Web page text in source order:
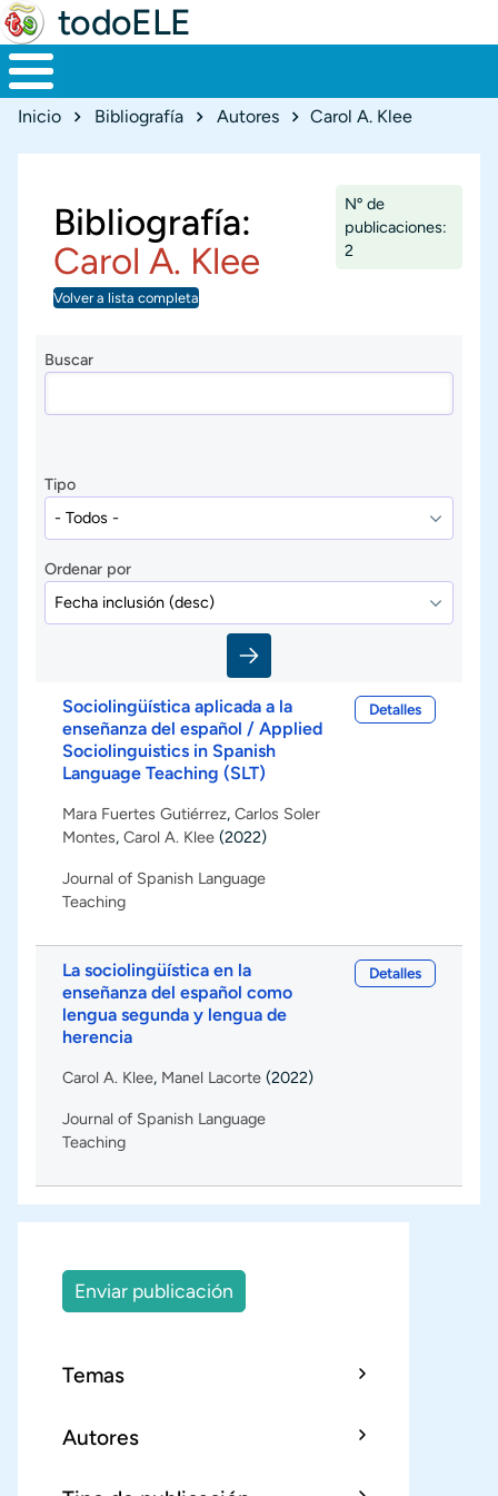
todoELE
Ruta de navegación
Inicio Bibliografía Autores Carol A. Klee
Bibliografía:
Carol A. Klee
Nº de
publicaciones:
2
Volver a lista completa
Buscar
Tipo
Ordenar por
Sociolingüística aplicada a la
enseñanza del español / Applied
Sociolinguistics in Spanish
Language Teaching (SLT)
Mara Fuertes Gutiérrez, Carlos Soler
Montes, Carol A. Klee (2022)
Journal of Spanish Language
Teaching
Detalles
La sociolingüística en la
enseñanza del español como
lengua segunda y lengua de
herencia
Carol A. Klee, Manel Lacorte (2022)
Journal of Spanish Language
Teaching
Detalles
Enviar publicación
Temas
Autores